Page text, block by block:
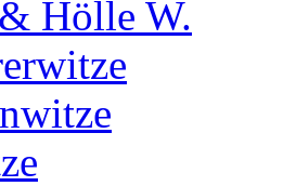
Hölle W.